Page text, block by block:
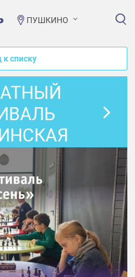
ПУШКИНО
к списку
БЛИЦ